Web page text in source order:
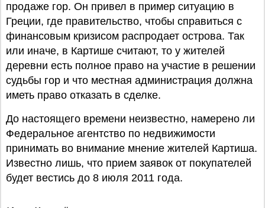
продаже гор. Он привел в пример ситуацию в
Греции, где правительство, чтобы справиться с
финансовым кризисом распродает острова. Так
или иначе, в Картише считают, то у жителей
деревни есть полное право на участие в решении
судьбы гор и что местная администрация должна
иметь право отказать в сделке.
До настоящего времени неизвестно, намерено ли
Федеральное агентство по недвижимости
принимать во внимание мнение жителей Картиша.
Известно лишь, что прием заявок от покупателей
будет вестись до 8 июля 2011 года.